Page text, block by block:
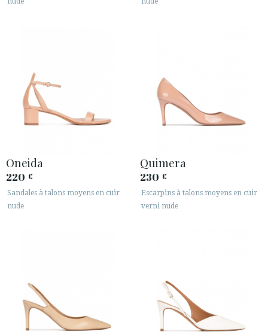
Oneida
220 €
Sandales à talons moyens en cuir
nude
Quimera
230 €
Escarpins à talons moyens en cuir
verni nude